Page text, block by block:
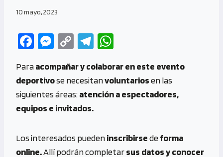
10 mayo, 2023
Fa
b
o
o
M
se
n
g
C
py
Li
n
Te
gr
a
at
s
p
Paraacompañar y colaborar en este evento
deportivose necesitanvoluntariosen las
siguientes áreas:atención a espectadores,
equipos e invitados.
Los interesados puedeninscribirsedeforma
online.Allí podrán completarsus datos y conocer